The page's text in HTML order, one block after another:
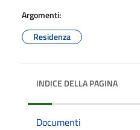
Argomenti:
Residenza
INDICE DELLA PAGINA
Documenti